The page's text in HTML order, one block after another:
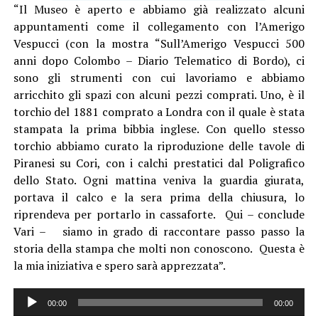
“Il Museo è aperto e abbiamo già realizzato alcuni
appuntamenti come il collegamento con l’Amerigo
Vespucci (con la mostra “Sull’Amerigo Vespucci 500
anni dopo Colombo – Diario Telematico di Bordo), ci
sono gli strumenti con cui lavoriamo e abbiamo
arricchito gli spazi con alcuni pezzi comprati. Uno, è il
torchio del 1881 comprato a Londra con il quale è stata
stampata la prima bibbia inglese. Con quello stesso
torchio abbiamo curato la riproduzione delle tavole di
Piranesi su Cori, con i calchi prestatici dal Poligrafico
dello Stato. Ogni mattina veniva la guardia giurata,
portava il calco e la sera prima della chiusura, lo
riprendeva per portarlo in cassaforte. Qui – conclude
Vari – siamo in grado di raccontare passo passo la
storia della stampa che molti non conoscono. Questa è
la mia iniziativa e spero sarà apprezzata”.
Audio
00:00 00:00